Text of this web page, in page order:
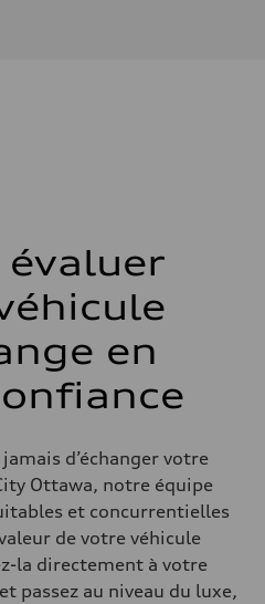
bar
rear calipers
Speed-Sensitive Power Assistance
évaluer
en
d’échanger votre
Ottawa, notre équipe
et concurrentielles
de votre véhicule
la directement à votre
passez au niveau du luxe,